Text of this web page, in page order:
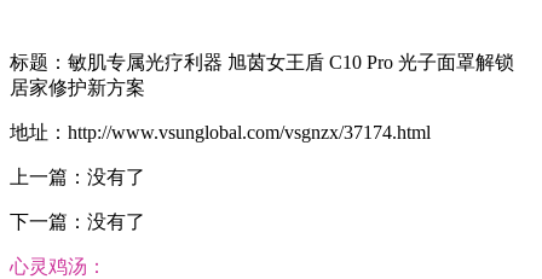
标题：敏肌专属光疗利器 旭茵女王盾 C10 Pro 光子面罩解锁
居家修护新方案
地址：http://www.vsunglobal.com/vsgnzx/37174.html
上一篇：没有了
下一篇：没有了
心灵鸡汤：